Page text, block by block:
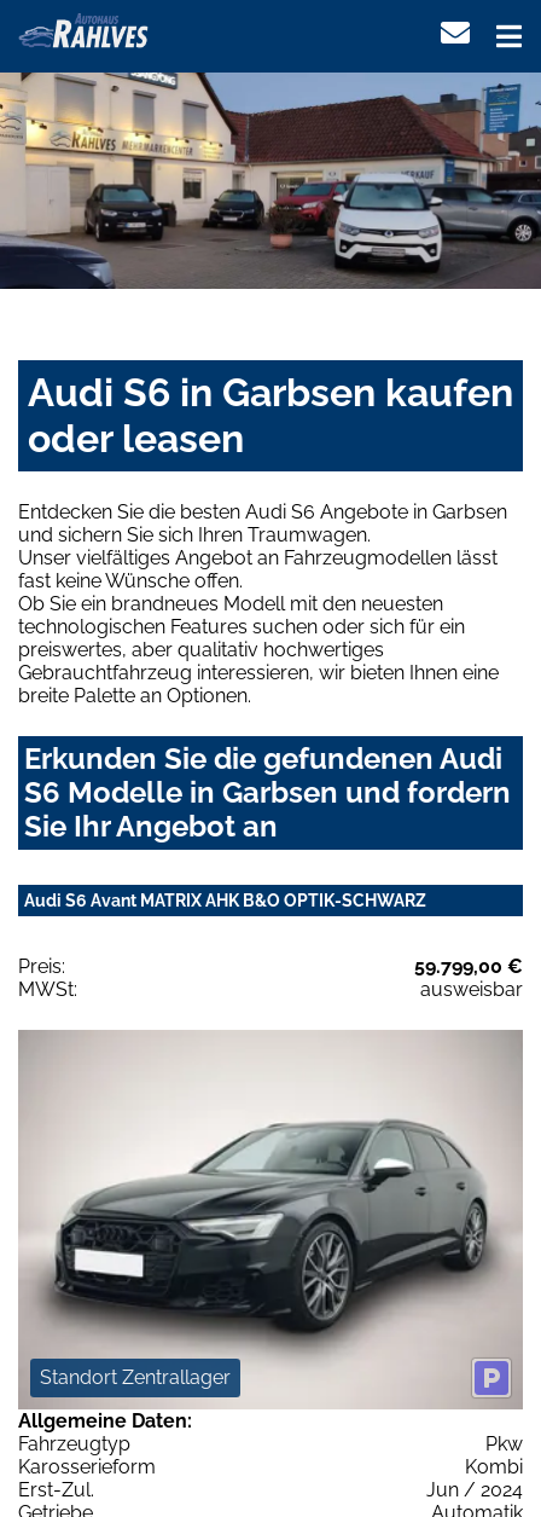
Audi S6 in Garbsen kaufen
oder leasen
Entdecken Sie die besten Audi S6 Angebote in Garbsen
und sichern Sie sich Ihren Traumwagen.
Unser vielfältiges Angebot an Fahrzeugmodellen lässt
fast keine Wünsche offen.
Ob Sie ein brandneues Modell mit den neuesten
technologischen Features suchen oder sich für ein
preiswertes, aber qualitativ hochwertiges
Gebrauchtfahrzeug interessieren, wir bieten Ihnen eine
breite Palette an Optionen.
Erkunden Sie die gefundenen Audi
S6 Modelle in Garbsen und fordern
Sie Ihr Angebot an
Audi S6 Avant MATRIX AHK B&O OPTIK-SCHWARZ
Preis:
59.799,00 €
MWSt:
ausweisbar
Standort Zentrallager
Allgemeine Daten:
Fahrzeugtyp
Pkw
Karosserieform
Kombi
Erst-Zul.
Jun / 2024
Getriebe
Automatik